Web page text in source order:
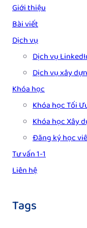
Giới thiệu
Bài viết
Dịch vụ
Dịch vụ
Dịch vụ xây
Khóa học
Khóa học Tối
Khóa học Xây
Đăng ký học
Tư vấn 1-1
Liên hệ
Tags